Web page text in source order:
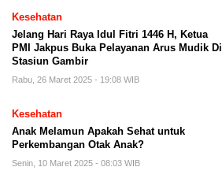
Kesehatan
Jelang Hari Raya Idul Fitri 1446 H, Ketua
PMI Jakpus Buka Pelayanan Arus Mudik Di
Stasiun Gambir
Rabu, 26 Maret 2025 - 19:08 WIB
Kesehatan
Anak Melamun Apakah Sehat untuk
Perkembangan Otak Anak?
Senin, 10 Maret 2025 - 08:03 WIB